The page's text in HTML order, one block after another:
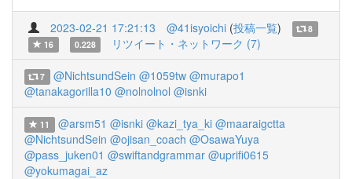
2023-02-21 17:21:13 @41isyoichi (投稿一覧)
8
16
0.228 リツイート・ネットワーク (7)
7 @NichtsundSein @1059tw @murapo1
@tanakagorilla10 @nolnolnol @isnki
11 @arsm51 @isnki @kazi_tya_ki @maaraigctta
@NichtsundSein @ojisan_coach @OsawaYuya
@pass_juken01 @swiftandgrammar @uprifi0615
@yokumagai_az